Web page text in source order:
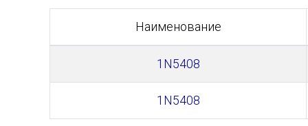
Наименование
1N5408
1N5408